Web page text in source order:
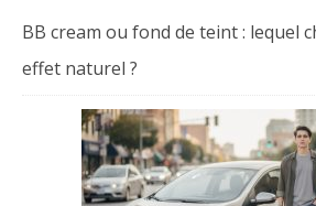
BB cream ou fond de teint : lequel
effet naturel ?